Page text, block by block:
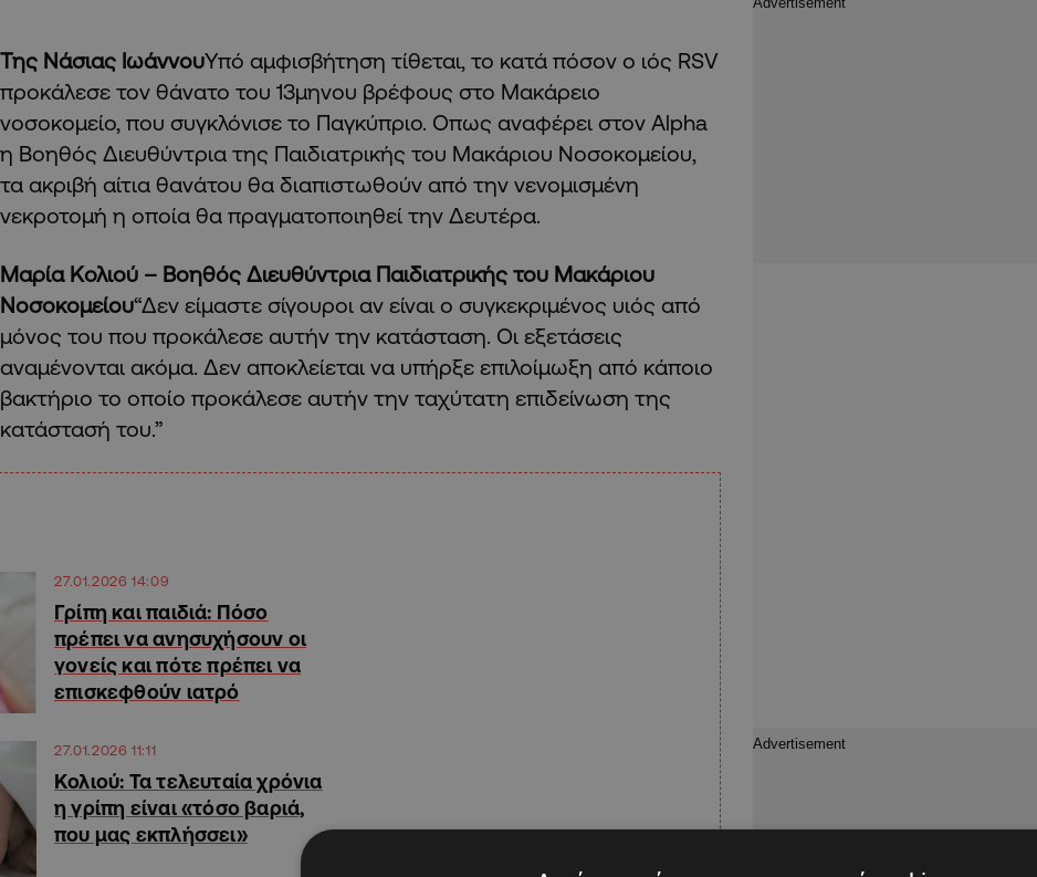
Της Νάσιας ΙωάννουΥπό αμφισβήτηση τίθεται, το κατά πόσον ο ιός RSV
προκάλεσε τον θάνατο του 13μηνου βρέφους στο Μακάρειο
νοσοκομείο, που συγκλόνισε το Παγκύπριο. Οπως αναφέρει στον Alpha
η Βοηθός Διευθύντρια της Παιδιατρικής του Μακάριου Νοσοκομείου,
τα ακριβή αίτια θανάτου θα διαπιστωθούν από την νενομισμένη
νεκροτομή η οποία θα πραγματοποιηθεί την Δευτέρα.
Μαρία Κολιού – Βοηθός Διευθύντρια Παιδιατρικής του Μακάριου
Νοσοκομείου“Δεν είμαστε σίγουροι αν είναι ο συγκεκριμένος υιός από
μόνος του που προκάλεσε αυτήν την κατάσταση. Οι εξετάσεις
αναμένονται ακόμα. Δεν αποκλείεται να υπήρξε επιλοίμωξη από κάποιο
βακτήριο το οποίο προκάλεσε αυτήν την ταχύτατη επιδείνωση της
κατάστασή του.”
27.01.2026 14:09
Γρίπη και παιδιά: Πόσο
πρέπει να ανησυχήσουν οι
γονείς και πότε πρέπει να
επισκεφθούν ιατρό
27.01.2026 11:11
Κολιού: Τα τελευταία χρόνια
η γρίπη είναι «τόσο βαριά,
που μας εκπλήσσει»